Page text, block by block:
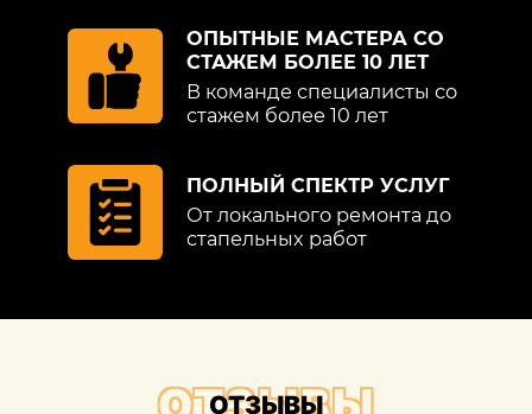
ОПЫТНЫЕ МАСТЕРА СО
СТАЖЕМ БОЛЕЕ 10 ЛЕТ
В команде специалисты со
стажем более 10 лет
ПОЛНЫЙ СПЕКТР УСЛУГ
От локального ремонта до
стапельных работ
ОТЗЫВЫ